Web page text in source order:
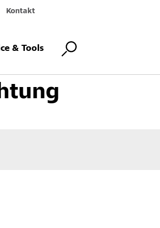
Kontakt
& Tools Systemkomponenten